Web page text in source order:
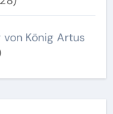
König Artus